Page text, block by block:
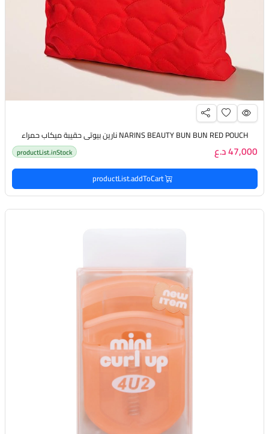
NARINS BEAUTY BUN BUN RED POUCH نارين بيوتي حقيبة ميكاب حمراء
47,000 د.ع productList.inStock
productList.addToCart